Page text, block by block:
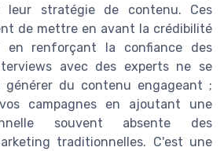
leur stratégie de contenu. Ces
de mettre en avant la crédibilité
renforçant la confiance des
avec des experts ne se
du contenu engageant ;
campagnes en ajoutant une
souvent absente des
traditionnelles. C'est une